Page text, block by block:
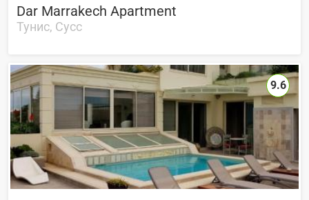
Dar Marrakech Apartment
Тунис, Сусс
9.6